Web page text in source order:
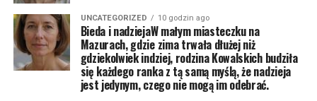
UNCATEGORIZED 10 godzin ago
Bieda i nadziejaW małym miasteczku na
Mazurach, gdzie zima trwała dłużej niż
gdziekolwiek indziej, rodzina Kowalskich budziła
się każdego ranka z tą samą myślą, że nadzieja
jest jedynym, czego nie mogą im odebrać.